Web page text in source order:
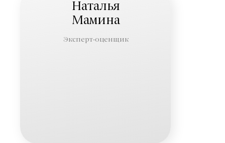
Наталья
Мамина
Эксперт-оценщик